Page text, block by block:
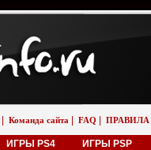
Команда сайта FAQ ПРАВИЛА
ИГРЫ PS4 ИГРЫ PSP